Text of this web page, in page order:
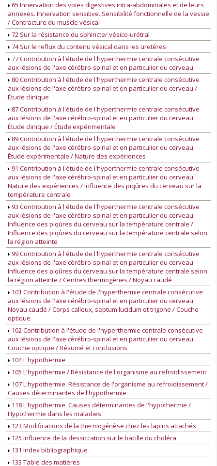
65 Innervation des voies digestives intra-abdominales et de leurs
annexes. Innervation sensitive. Sensibilité fonctionnelle de la vessie
/ Contracture du muscle vésical
72 Sur la résistance du sphincter vésico-urétral
74 Sur le reflux du contenu vésical dans les uretères
77 Contribution à l'étude de l'hyperthermie centrale consécutive
aux lésions de l'axe cérébro-spinal et en particulier du cerveau
80 Contribution à l'étude de l'hyperthermie centrale consécutive
aux lésions de l'axe cérébro-spinal et en particulier du cerveau /
Étude clinique
87 Contribution à l'étude de l'hyperthermie centrale consécutive
aux lésions de l'axe cérébro-spinal et en particulier du cerveau.
Étude clinique / Étude expérimentale
89 Contribution à l'étude de l'hyperthermie centrale consécutive
aux lésions de l'axe cérébro-spinal et en particulier du cerveau.
Étude expérimentale / Nature des expériences
91 Contribution à l'étude de l'hyperthermie centrale consécutive
aux lésions de l'axe cérébro-spinal et en particulier du cerveau.
Nature des expériences / Influence des piqûres du cerveau sur la
température centrale
93 Contribution à l'étude de l'hyperthermie centrale consécutive
aux lésions de l'axe cérébro-spinal et en particulier du cerveau.
Influence des piqûres du cerveau sur la température centrale /
Influence des piqûres du cerveau sur la température centrale selon
la région atteinte
99 Contribution à l'étude de l'hyperthermie centrale consécutive
aux lésions de l'axe cérébro-spinal et en particulier du cerveau.
Influence des piqûres du cerveau sur la température centrale selon
la région atteinte / Centres thermogènes / Noyau caudé
101 Contribution à l'étude de l'hyperthermie centrale consécutive
aux lésions de l'axe cérébro-spinal et en particulier du cerveau.
Noyau caudé / Corps calleux, septum lucidum et trigone / Couche
optique
102 Contribution à l'étude de l'hyperthermie centrale consécutive
aux lésions de l'axe cérébro-spinal et en particulier du cerveau.
Couche optique / Résumé et conclusions
104 L'hypothermie
105 L'hypothermie / Résistance de l'organisme au refroidissement
107 L'hypothermie. Résistance de l'organisme au refroidissement /
Causes déterminantes de l'hypothermie
118 L'hypothermie. Causes déterminantes de l'hypothermie /
Hypothermie dans les maladies
123 Modifications de la thermogénèse chez les lapins attachés
125 Influence de la dessiccation sur le bacille du choléra
131 Index bibliographique
133 Table des matières